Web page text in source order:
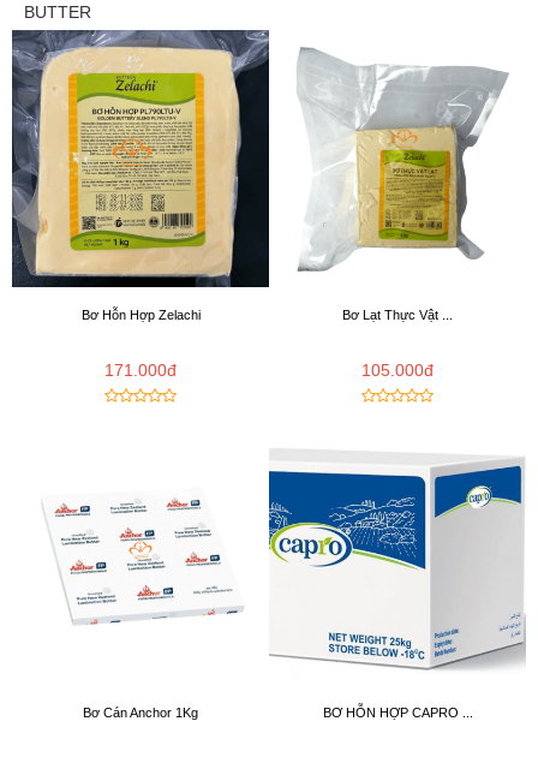
BUTTER
Bơ Hỗn Hợp Zelachi
171.000đ
Bơ Lạt Thực Vật ...
105.000đ
Bơ Cán Anchor 1Kg BƠ HỖN HỢP CAPRO ...